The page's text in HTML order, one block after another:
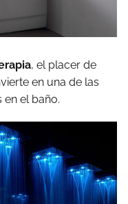
, el placer de
en una de las
el baño.